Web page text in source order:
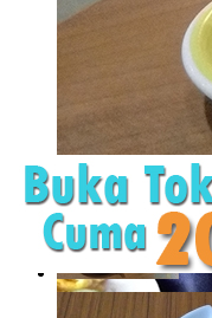
Saorsa, Gerai
Membicarakan
membuat saya